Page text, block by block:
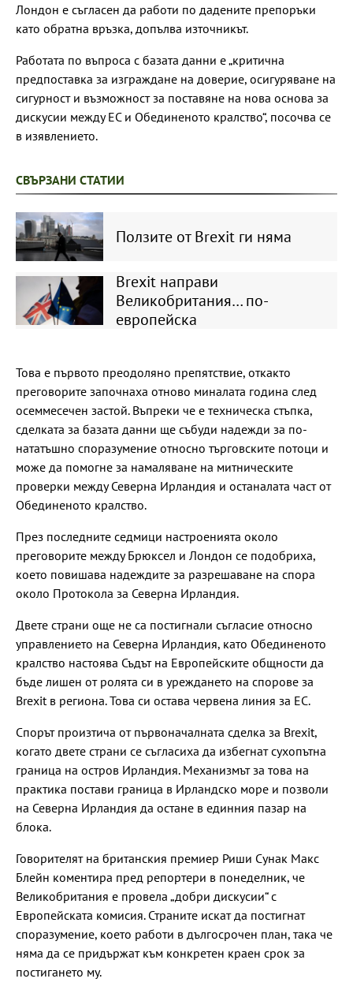
Лондон е съгласен да работи по дадените препоръки
като обратна връзка, допълва източникът.
Работата по въпроса с базата данни е „критична
предпоставка за изграждане на доверие, осигуряване на
сигурност и възможност за поставяне на нова основа за
дискусии между ЕС и Обединеното кралство“, посочва се
в изявлението.
СВЪРЗАНИ СТАТИИ
Ползите от Brexit ги няма
Brexit направи
Великобритания… по-
европейска
Това е първото преодоляно препятствие, откакто
преговорите започнаха отново миналата година след
осеммесечен застой. Въпреки че е техническа стъпка,
сделката за базата данни ще събуди надежди за по-
нататъшно споразумение относно търговските потоци и
може да помогне за намаляване на митническите
проверки между Северна Ирландия и останалата част от
Обединеното кралство.
През последните седмици настроенията около
преговорите между Брюксел и Лондон се подобриха,
което повишава надеждите за разрешаване на спора
около Протокола за Северна Ирландия.
Двете страни още не са постигнали съгласие относно
управлението на Северна Ирландия, като Обединеното
кралство настоява Съдът на Европейските общности да
бъде лишен от ролята си в уреждането на спорове за
Brexit в региона. Това си остава червена линия за ЕС.
Спорът произтича от първоначалната сделка за Brexit,
когато двете страни се съгласиха да избегнат сухопътна
граница на остров Ирландия. Механизмът за това на
практика постави граница в Ирландско море и позволи
на Северна Ирландия да остане в единния пазар на
блока.
Говорителят на британския премиер Риши Сунак Макс
Блейн коментира пред репортери в понеделник, че
Великобритания е провела „добри дискусии“ с
Европейската комисия. Страните искат да постигнат
споразумение, което работи в дългосрочен план, така че
няма да се придържат към конкретен краен срок за
постигането му.